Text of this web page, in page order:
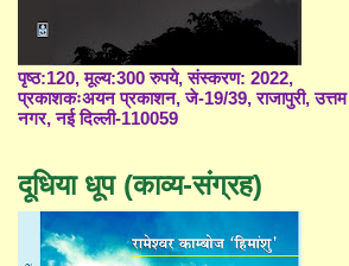
पृष्ठ:120, मूल्य:300 रुपये, संस्करण: 2022,
प्रकाशकःअयन प्रकाशन, जे-19/39, राजापुरी, उत्तम
नगर, नई दिल्ली-110059
दूधिया धूप (काव्य-संग्रह)